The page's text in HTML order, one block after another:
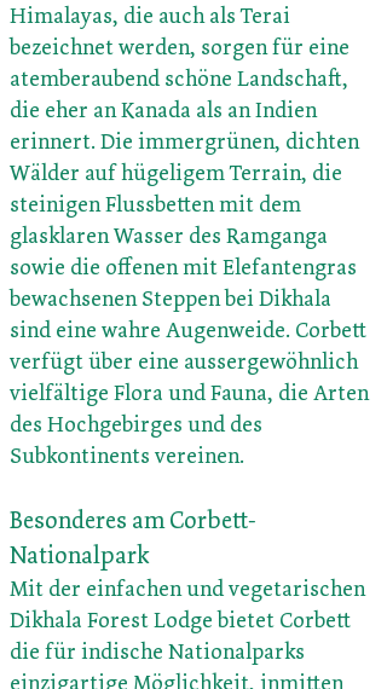
Himalayas, die auch als Terai
bezeichnet werden, sorgen für eine
atemberaubend schöne Landschaft,
die eher an Kanada als an Indien
erinnert. Die immergrünen, dichten
Wälder auf hügeligem Terrain, die
steinigen Flussbetten mit dem
glasklaren Wasser des Ramganga
sowie die offenen mit Elefantengras
bewachsenen Steppen bei Dikhala
sind eine wahre Augenweide. Corbett
verfügt über eine aussergewöhnlich
vielfältige Flora und Fauna, die Arten
des Hochgebirges und des
Subkontinents vereinen.
Besonderes am Corbett-
Nationalpark
Mit der einfachen und vegetarischen
Dikhala Forest Lodge bietet Corbett
die für indische Nationalparks
einzigartige Möglichkeit, inmitten